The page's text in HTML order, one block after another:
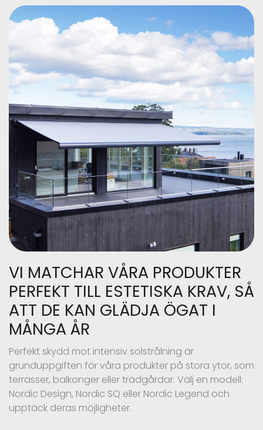
VI MATCHAR VÅRA PRODUKTER
PERFEKT TILL ESTETISKA KRAV, SÅ
ATT DE KAN GLÄDJA ÖGAT I
MÅNGA ÅR
Perfekt skydd mot intensiv solstrålning är
grunduppgiften för våra produkter på stora ytor, som
terrasser, balkonger eller trädgårdar. Välj en modell:
Nordic Design, Nordic SQ eller Nordic Legend och
upptäck deras möjligheter.